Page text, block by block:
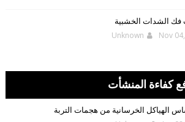
فك الشدات الخشبية
Unknown Nov
كفاءة المنشأت
الهياكل الخرسانية من هجمات التربة